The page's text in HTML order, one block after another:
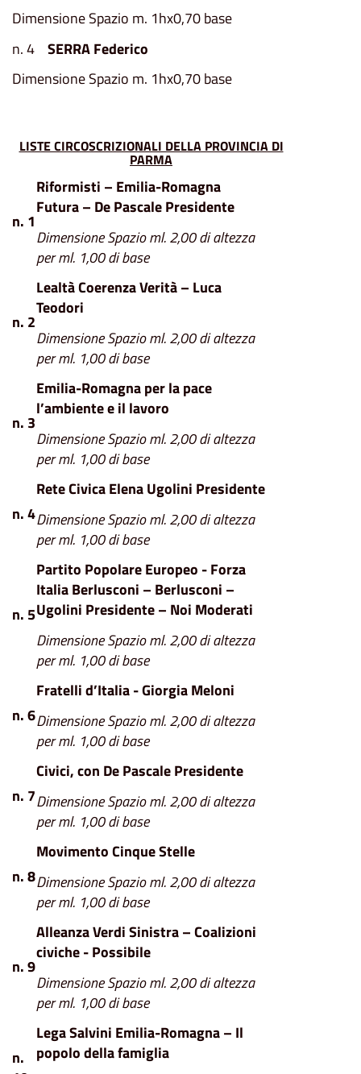
Dimensione Spazio m. 1hx0,70 base
n. 4 SERRA Federico
Dimensione Spazio m. 1hx0,70 base
LISTE CIRCOSCRIZIONALI DELLA PROVINCIA DI
PARMA
n. 1
Riformisti – Emilia-Romagna
Futura – De Pascale Presidente
Dimensione Spazio ml. 2,00 di altezza
per ml. 1,00 di base
n. 2
Lealtà Coerenza Verità – Luca
Teodori
Dimensione Spazio ml. 2,00 di altezza
per ml. 1,00 di base
n. 3
Emilia-Romagna per la pace
l’ambiente e il lavoro
Dimensione Spazio ml. 2,00 di altezza
per ml. 1,00 di base
n. 4
Rete Civica Elena Ugolini Presidente
Dimensione Spazio ml. 2,00 di altezza
per ml. 1,00 di base
n. 5
Partito Popolare Europeo - Forza
Italia Berlusconi – Berlusconi –
Ugolini Presidente – Noi Moderati
Dimensione Spazio ml. 2,00 di altezza
per ml. 1,00 di base
n. 6
Fratelli d’Italia - Giorgia Meloni
Dimensione Spazio ml. 2,00 di altezza
per ml. 1,00 di base
n. 7
Civici, con De Pascale Presidente
Dimensione Spazio ml. 2,00 di altezza
per ml. 1,00 di base
n. 8
Movimento Cinque Stelle
Dimensione Spazio ml. 2,00 di altezza
per ml. 1,00 di base
n. 9
Alleanza Verdi Sinistra – Coalizioni
civiche - Possibile
Dimensione Spazio ml. 2,00 di altezza
per ml. 1,00 di base
n.
Lega Salvini Emilia-Romagna – Il
popolo della famiglia